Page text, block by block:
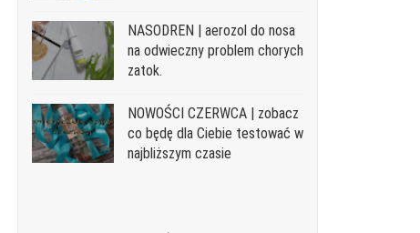
NASODREN | aerozol do nosa
na odwieczny problem chorych
zatok.
NOWOŚCI CZERWCA | zobacz
co będę dla Ciebie testować w
najbliższym czasie